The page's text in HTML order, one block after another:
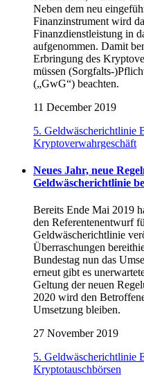
Neben dem neu
Finanzinstrument wird
Finanzdienstleistung in
aufgenommen. Damit
Erbringung des
müssen (Sorgfalts-
(„GwG“) beachten.
11 December 2019
5. Geldwäscherichtlinie
Kryptoverwahrgeschäft
Neues Jahr, neue
Geldwäscherichtlinie
Bereits Ende Mai 2019
den Referentenentwurf
Geldwäscherichtlinie
Überraschungen
Bundestag nun das
erneut gibt es
Geltung der neuen
2020 wird den
Umsetzung bleiben.
27 November 2019
5. Geldwäscherichtlinie
Kryptotauschbörsen